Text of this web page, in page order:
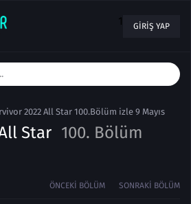
1 GIRIŞ YAP
2022 All Star 100.Bölüm izle 9 Mayıs
Star 100. Bölüm
ÖNCEKI BÖLÜM SONRAKI BÖLÜM